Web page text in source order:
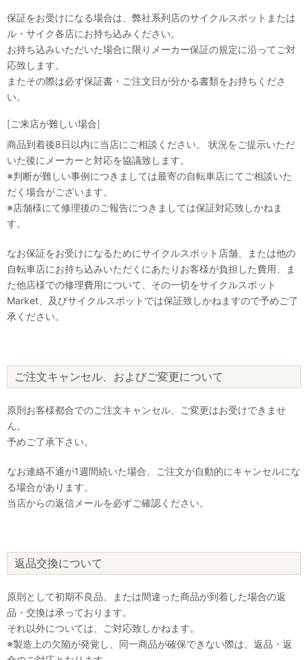
保証をお受けになる場合は、弊社系列店のサイクルスポットまたは
ル・サイク各店にお持ち込みください。
お持ち込みいただいた場合に限りメーカー保証の規定に沿ってご対
応致します。
またその際は必ず保証書・ご注文日が分かる書類をお持ちくださ
い。
[ご来店が難しい場合]
商品到着後8日以内に当店にご相談ください。 状況をご提示いただ
いた後にメーカーと対応を協議致します。
※判断が難しい事例につきましては最寄の自転車店にてご相談いた
だく場合がございます。
※店舗様にて修理後のご報告につきましては保証対応致しかねま
す。
なお保証をお受けになるためにサイクルスポット店舗、または他の
自転車店にお持ち込みいただくにあたりお客様が負担した費用、ま
た他店様での修理費用について、その一切をサイクルスポット
Market、及びサイクルスポットでは保証致しかねますので予めご了
承ください。
ご注文キャンセル、およびご変更について
原則お客様都合でのご注文キャンセル、ご変更はお受けできませ
ん。
予めご了承下さい。
なお連絡不通が1週間続いた場合、ご注文が自動的にキャンセルにな
る場合があります。
当店からの返信メールを必ずご確認ください。
返品交換について
原則として初期不良品、または間違った商品が到着した場合の返
品・交換は承っております。
それ以外については、ご対応致しかねます。
※製造上の欠陥が発覚し、同一商品が確保できない際は、返品・返